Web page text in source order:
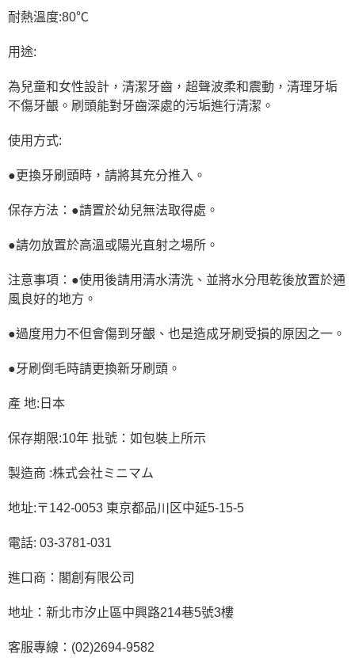
耐熱溫度:80℃
用途:
為兒童和女性設計，清潔牙齒，超聲波柔和震動，清理牙垢
不傷牙齦。刷頭能對牙齒深處的污垢進行清潔。
使用方式:
●更換牙刷頭時，請將其充分推入。
保存方法：●請置於幼兒無法取得處。
●請勿放置於高溫或陽光直射之場所。
注意事項：●使用後請用清水清洗、並將水分甩乾後放置於通
風良好的地方。
●過度用力不但會傷到牙齦、也是造成牙刷受損的原因之一。
●牙刷倒毛時請更換新牙刷頭。
產 地:日本
保存期限:10年 批號：如包裝上所示
製造商 :株式会社ミニマム
地址:〒142-0053 東京都品川区中延5-15-5
電話: 03-3781-031
進口商：閣創有限公司
地址：新北市汐止區中興路214巷5號3樓
客服專線：(02)2694-9582